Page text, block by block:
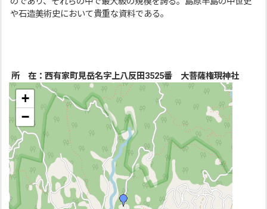
や石造美術史において貴重な資料である。
所 在：西有家町見岳名字上八反田3525番 大菩薩権現神社